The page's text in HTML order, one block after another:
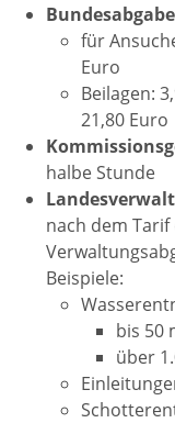
für
Euro
Beilagen:
21,80 Euro
halbe Stunde
nach dem
Beispiele:
bis 50
über